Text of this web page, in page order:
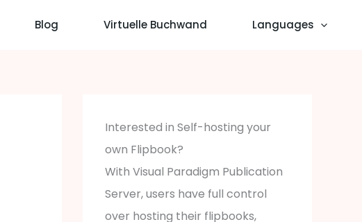
Blog Virtuelle Buchwand Languages
Interested in Self-hosting your
own Flipbook?
With Visual Paradigm Publication
Server, users have full control
over hosting their flipbooks,